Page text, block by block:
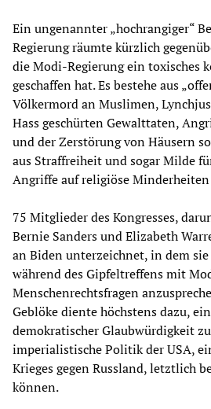
Ein ungenannter „hochrangiger“
Regierung räumte kürzlich
die Modi-Regierung ein toxisches
geschaffen hat. Es bestehe aus
Völkermord an Muslimen,
Hass geschürten Gewalttaten,
und der Zerstörung von Häusern
aus Straffreiheit und sogar Milde
Angriffe auf religiöse Minderheiten
75 Mitglieder des Kongresses,
Bernie Sanders und Elizabeth
an Biden unterzeichnet, in dem
während des Gipfeltreffens mit
Menschenrechtsfragen
Geblöke diente höchstens dazu,
demokratischer Glaubwürdigkeit
imperialistische Politik der USA,
Krieges gegen Russland, letztlich
können.